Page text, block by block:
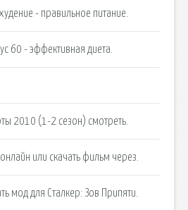
- правильное питание.
60 - эффективная диета.
2010 (1-2 сезон) смотреть.
или скачать фильм через.
мод для Сталкер: Зов Припяти.